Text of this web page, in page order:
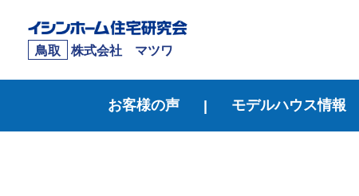
鳥取 株式会社 マツワ
お客様の声 モデルハウス情報